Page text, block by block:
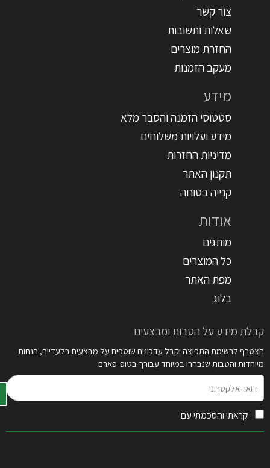
צור קשר
שאלות ותשובות
החזרת מוצרים
מעקב הזמנות
מידע
סטטוסי הזמנה והסבר מלא
מידע ועלויות משלוחים
מדיניות החזרות
תקנון האתר
קנייה בטוחה
אודות
מותגים
כל המוצרים
מפת האתר
בלוג
קבלת מידע על הטבות ומבצעים
הצטרף לרשימת התפוצה וקבל עדכונים שוטפים על מבצעים בלעדיים, הנחות
מיוחדות והטבות שנבחרו במיוחד עבורך בטופ-פארם
אלקטרוני
קראתי והסכמתי עם